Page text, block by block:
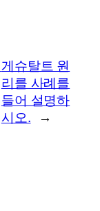
게슈탈트 원
리를 사례를
들어 설명하
시오.
→